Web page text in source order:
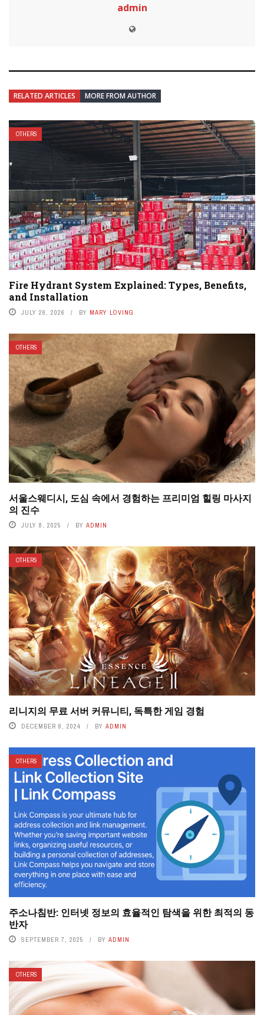
admin
RELATED ARTICLES MORE FROM AUTHOR
OTHERS
Fire Hydrant System Explained: Types, Benefits,
and Installation
JULY 26, 2026 BY MARY LOVING
OTHERS
서울스웨디시, 도심 속에서 경험하는 프리미엄 힐링 마사지
의 진수
JULY 8, 2025 BY ADMIN
OTHERS
리니지의 무료 서버 커뮤니티, 독특한 게임 경험
DECEMBER 8, 2024 BY ADMIN
OTHERS
주소나침반: 인터넷 정보의 효율적인 탐색을 위한 최적의 동
반자
SEPTEMBER 7, 2025 BY ADMIN
OTHERS